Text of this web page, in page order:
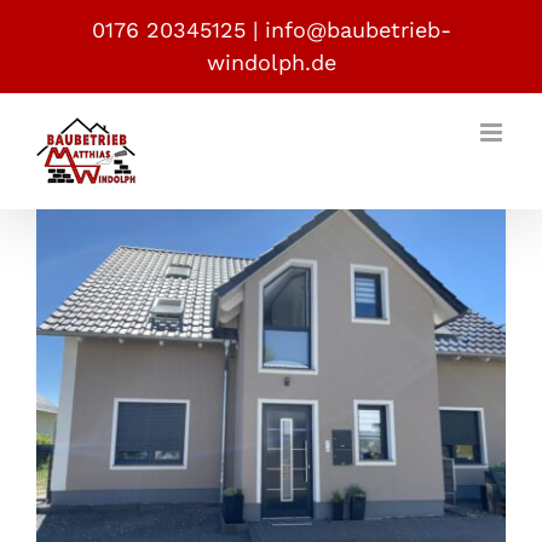
springen
0176 20345125 | info@baubetrieb-
windolph.de